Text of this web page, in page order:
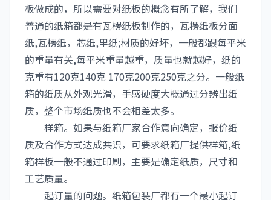
板做成的，所以需要对纸板的概念有所了解，我们
普通的纸箱都是有瓦楞纸板制作的，瓦楞纸板分面
纸,瓦楞纸，芯纸,里纸;材质的好坏，一般都跟每平米
的重量有关,每平米重量越重，质量也就越好，纸的
克重有120克140克 170克200克250克之分。一般纸
箱的纸质从外观光滑，手感硬度大概通过分辨出纸
质，整个市场纸质也不会相差太多。
样箱。如果与纸箱厂家合作意向确定，报价纸
质及合作方式达成共识，可要求纸箱厂提供样箱,纸
箱样板一般不通过印刷，主要是确定纸质，尺寸和
工艺质量。
起订量的问题。纸箱包装厂都有一个最小起订